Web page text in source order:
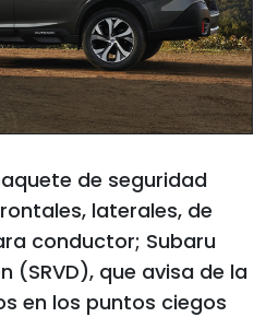
de seguridad
laterales, de
conductor; Subaru
(SRVD), que avisa de la
en los puntos ciegos